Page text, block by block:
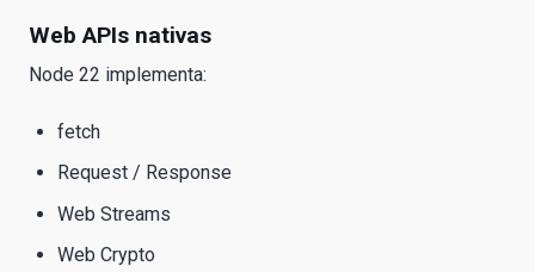
Web APIs nativas
Node 22 implementa:
fetch
Request / Response
Web Streams
Web Crypto